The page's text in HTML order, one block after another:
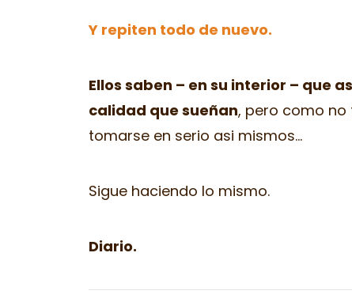
Y repiten todo de nuevo.
Ellos saben – en su interior – que
calidad que sueñan, pero como no
tomarse en serio asi mismos...
Sigue haciendo lo mismo.
Diario.